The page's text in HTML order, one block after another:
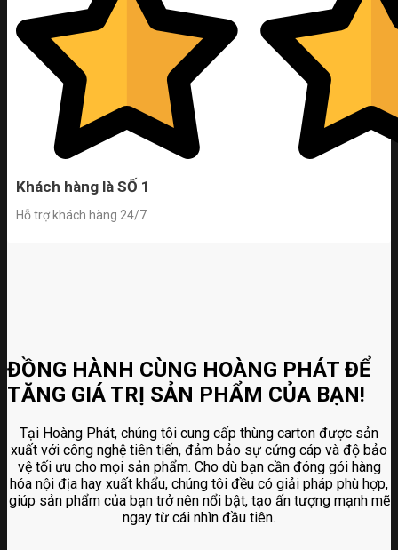
Khách hàng là SỐ 1
Hỗ trợ khách hàng 24/7
ĐỒNG HÀNH CÙNG HOÀNG PHÁT ĐỂ
TĂNG GIÁ TRỊ SẢN PHẨM CỦA BẠN!
Tại Hoàng Phát, chúng tôi cung cấp thùng carton được sản
xuất với công nghệ tiên tiến, đảm bảo sự cứng cáp và độ bảo
vệ tối ưu cho mọi sản phẩm. Cho dù bạn cần đóng gói hàng
hóa nội địa hay xuất khẩu, chúng tôi đều có giải pháp phù hợp,
giúp sản phẩm của bạn trở nên nổi bật, tạo ấn tượng mạnh mẽ
ngay từ cái nhìn đầu tiên.